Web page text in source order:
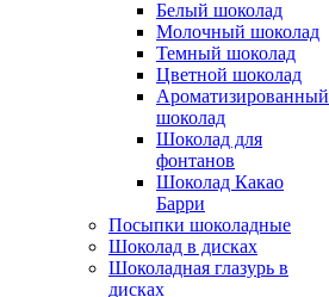
Белый шоколад
Молочный шоколад
Темный шоколад
Цветной шоколад
Ароматизированный
шоколад
Шоколад для
фонтанов
Шоколад Какао
Барри
Посыпки шоколадные
Шоколад в дисках
Шоколадная глазурь в
дисках